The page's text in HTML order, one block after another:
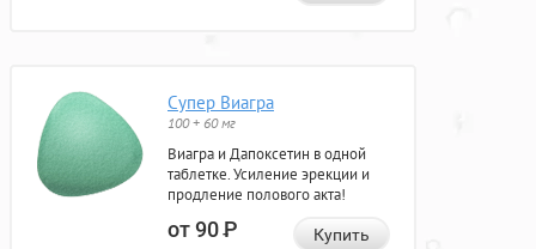
Супер Виагра
100 + 60 мг
Виагра и Дапоксетин в одной
таблетке. Усиление эрекции и
продление полового акта!
от 90Р Купить